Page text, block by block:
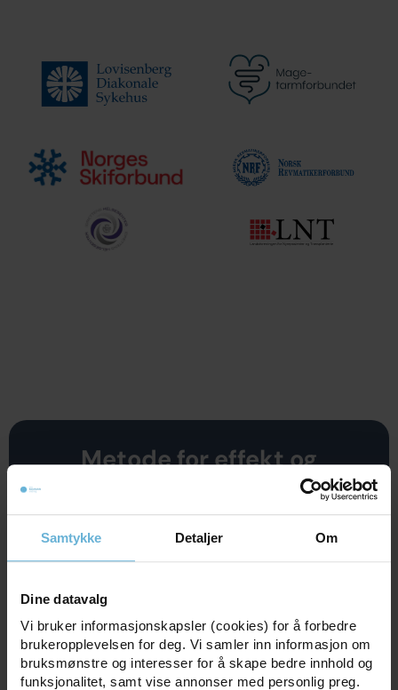
Samtykke Detaljer Om
Dine datavalg
Vi bruker informasjonskapsler (cookies) for å forbedre
brukeropplevelsen for deg. Vi samler inn informasjon om
bruksmønstre og interesser for å skape bedre innhold og
funksjonalitet, samt vise annonser med personlig preg.
Metode for effekt og
Du får personlig hjelp fra erfaren klinisk
ernæringsfysiolog som kan din utfordring og
som hjelper deg å prioritere målrettede tiltak
Les mer